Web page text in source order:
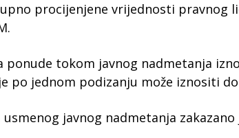
procijenjene vrijednosti pravnog
ponude tokom javnog nadmetanja
po jednom podizanju može iznositi
javnog nadmetanja zakazano